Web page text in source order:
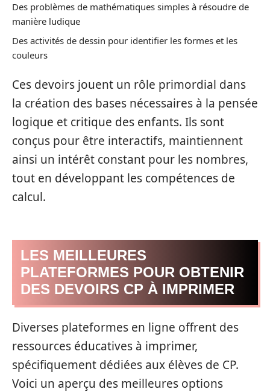
Des problèmes de mathématiques simples à résoudre de
manière ludique
Des activités de dessin pour identifier les formes et les
couleurs
Ces devoirs jouent un rôle primordial dans
la création des bases nécessaires à la pensée
logique et critique des enfants. Ils sont
conçus pour être interactifs, maintiennent
ainsi un intérêt constant pour les nombres,
tout en développant les compétences de
calcul.
LES MEILLEURES
PLATEFORMES POUR OBTENIR
DES DEVOIRS CP À IMPRIMER
Diverses plateformes en ligne offrent des
ressources éducatives à imprimer,
spécifiquement dédiées aux élèves de CP.
Voici un aperçu des meilleures options